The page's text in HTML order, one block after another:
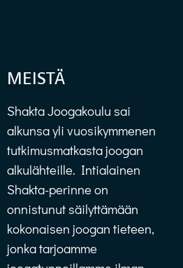
MEISTÄ
Shakta Joogakoulu sai
alkunsa yli vuosikymmenen
tutkimusmatkasta joogan
alkulähteille. Intialainen
Shakta-perinne on
onnistunut säilyttämään
kokonaisen joogan tieteen,
jonka tarjoamme